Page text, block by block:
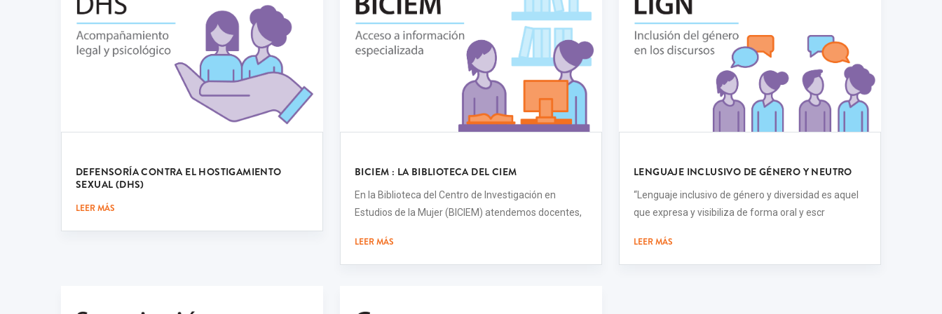
DEFENSORÍA CONTRA EL HOSTIGAMIENTO
SEXUAL (DHS)
LEER MÁS
BICIEM : LA BIBLIOTECA DEL CIEM
En la Biblioteca del Centro de Investigación en
Estudios de la Mujer (BICIEM) atendemos docentes,
LEER MÁS
LENGUAJE INCLUSIVO DE GÉNERO Y NEUTRO
“Lenguaje inclusivo de género y diversidad es aquel
que expresa y visibiliza de forma oral y escr
LEER MÁS